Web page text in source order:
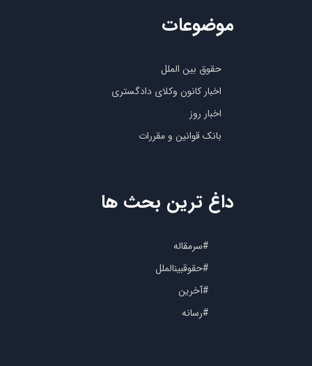
حقوق بین الملل
اخبار کانون وکلای دادگستری
اخبار روز
بانک قوانین و مقررات
موضوعات
#سرمقاله
#حقوقبینالملل
#آخرین
#رسانه
داغ ترین بحث ها